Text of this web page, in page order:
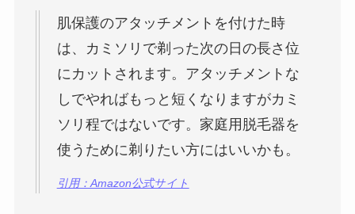
肌保護のアタッチメントを付けた時
は、カミソリで剃った次の日の長さ位
にカットされます。アタッチメントな
しでやればもっと短くなりますがカミ
ソリ程ではないです。家庭用脱毛器を
使うために剃りたい方にはいいかも。
引用：Amazon公式サイト